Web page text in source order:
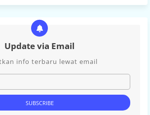
Update via Email
info terbaru lewat email